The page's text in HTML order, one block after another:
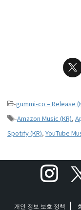
-gummi-co – Release
-Amazon Music (KR),
Spotify (KR), YouTube
개인 정보 보호 정책